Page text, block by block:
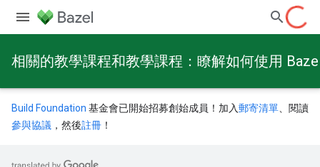
相關的教學課程和教學課程：瞭解如何使用
Build Foundation 基金會已開始招募創始成員！加入郵寄清單 、閱讀
參與協議 ，然後註冊 ！